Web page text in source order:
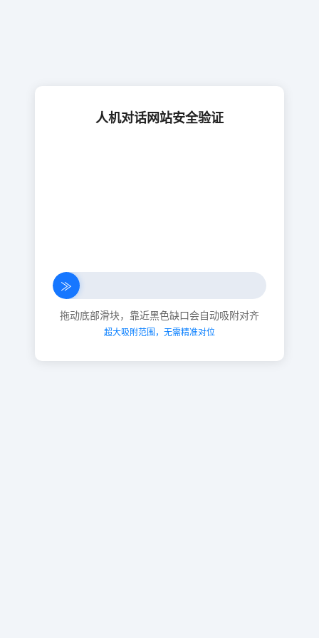
人机对话网站安全验证
≫
拖动底部滑块，靠近黑色缺口会自动吸附对齐
超大吸附范围，无需精准对位